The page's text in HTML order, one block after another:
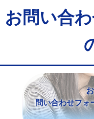
お問い合
問い合わせフォ